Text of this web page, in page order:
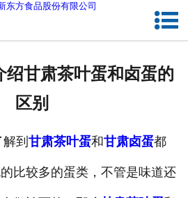
加入新东方
绍甘肃茶叶蛋和卤蛋的
区别
到 甘肃茶叶蛋和甘肃卤蛋都
比较多的蛋类，不管是味道还